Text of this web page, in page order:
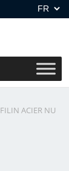
ACIER NU